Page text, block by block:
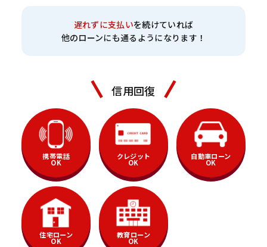
遅れずに支払いを続けていれば
他のローンにも通るようになります！
信用回復
携帯電話
OK
クレジット
OK
自動車ローン
OK
住宅ローン
OK
教育ローン
OK